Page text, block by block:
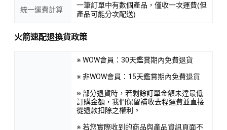
統一運費計算
一筆訂單中有數個產品，僅收一次運費(但
產品可能分次配送)
火箭速配退換貨政策
※ WOW會員：30天鑑賞期內免費退貨
※ 非WOW會員：15天鑑賞期內免費退貨
※ 部分退貨時，若剩餘訂單金額未達最低
訂購金額，我們保留補收去程運費並直接
從退款扣除之權利。
※ 若您實際收到的商品與產品資訊頁面不